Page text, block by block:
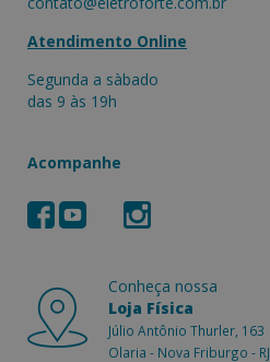
Atendimento Online
Segunda a sàbado
das 9 às 19h
Acompanhe
Conheça nossa
Loja Física
Júlio Antônio Thurler, 163
Olaria - Nova Friburgo - RJ